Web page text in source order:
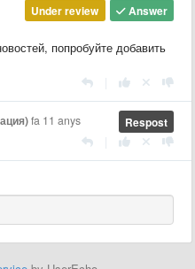
Answer
Under review
попробуйте добавить
Respost
fa 11 anys